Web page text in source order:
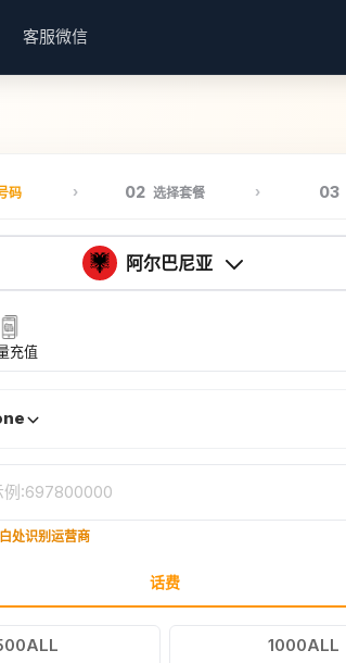
客服微信
码 02 选择套餐 03
阿尔巴尼亚
充值
例:697800000
处识别运营商
话费
1000ALL